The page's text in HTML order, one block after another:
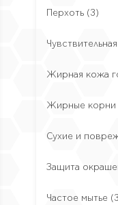
Перхоть (3)
Жирная кожа
Жирные корни
Сухие и
Защита
Частое мытье